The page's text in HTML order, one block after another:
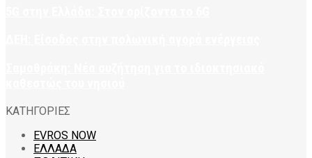
ΚΑΤΗΓΟΡΙΕΣ
EVROS NOW
ΕΛΛΑΔΑ